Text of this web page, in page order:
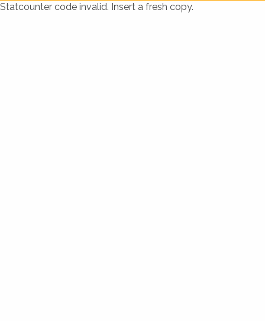
Statcounter code invalid. Insert a fresh copy.